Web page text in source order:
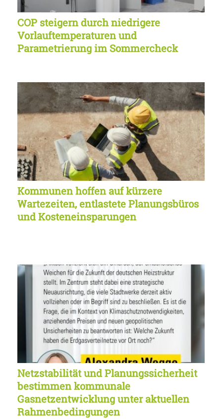
COP steigern durch niedrigere
Vorlauftemperaturen und
Parametrierung im Sommercheck
Kommunen hoffen auf kürzere
Wartezeiten, entlastete Planungsbüros
und Kosteneinsparungen
Netzstabilität und Planungssicherheit
bestimmen kommunale
Gasnetzentwicklung unter aktuellen
Rahmenbedingungen